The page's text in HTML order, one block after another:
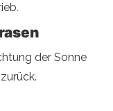
.
der Sonne